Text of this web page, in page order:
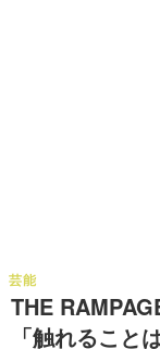
THE
「触れること
芸能